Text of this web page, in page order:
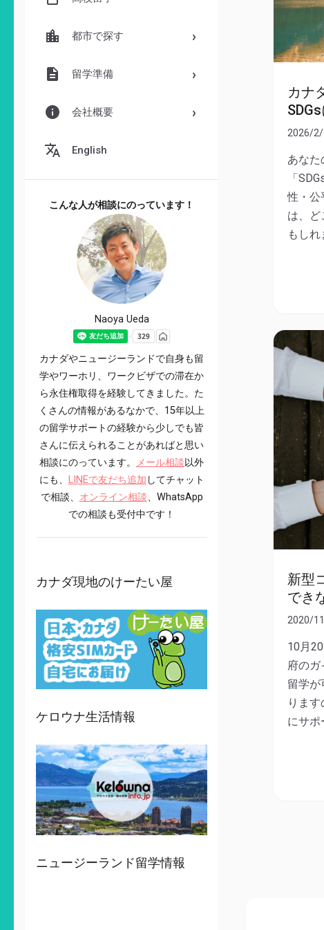
都市で探す
留学準備
会社概要
English
こんな人が相談にのっています！
Naoya Ueda
カナダやニュージーランドで自身も留
学やワーホリ、ワークビザでの滞在か
ら永住権取得を経験してきました。た
くさんの情報があるなかで、15年以上
の留学サポートの経験から少しでも皆
さんに伝えられることがあればと思い
相談にのっています。
メール相談以外
にも、
LINEで友だち追加 してチャット
で相談、 オンライン相談、WhatsApp
での相談も受付中です！
カナダ現地のけーたい屋
ケロウナ生活情報
ニュージーランド留学情報
カナ
2026/2/
あなた
「
性・公
は、ど
もし
新型
でき
2020/
10月
府のガ
留学が
りま
にサポ